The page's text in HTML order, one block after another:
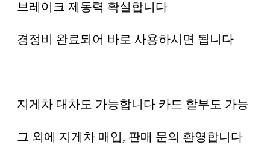
브레이크 제동력 확실합니다
경정비 완료되어 바로 사용하시면 됩니다
지게차 대차도 가능합니다 카드 할부도 가능
그 외에 지게차 매입, 판매 문의 환영합니다